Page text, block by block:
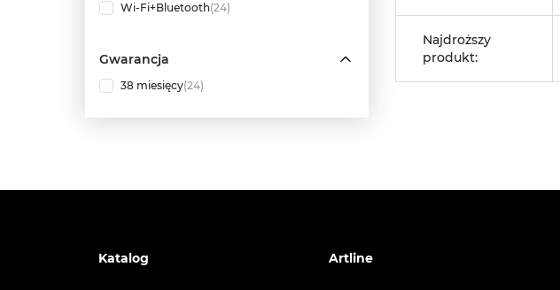
Wi-Fi+Bluetooth(24)
Gwarancja
38 miesięcy(24)
Najdroższy
produkt:
Katalog Artline